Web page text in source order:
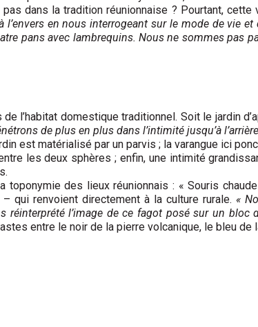
dans la tradition réunionnaise ? Pourtant,
en nous interrogeant sur le mode de vie
pans avec lambrequins. Nous ne sommes pas
l’habitat domestique traditionnel. Soit le jardin
de plus en plus dans l’intimité jusqu’à
est matérialisé par un parvis ; la varangue ici
les deux sphères ; enfin, une intimité
des lieux réunionnais : « Souris
qui renvoient directement à la culture rurale. «
réinterprété l’image de ce fagot posé sur un
entre le noir de la pierre volcanique, le bleu